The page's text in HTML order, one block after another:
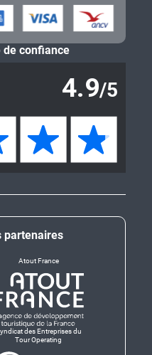
partenaires
Atout France
des Entreprises du
Tour Operating
confiance